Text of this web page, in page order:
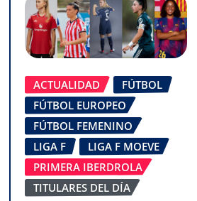
ACTUALIDAD
FÚTBOL
FÚTBOL EUROPEO
FÚTBOL FEMENINO
LIGA F
LIGA F MOEVE
PRIMERA IBERDROLA
TITULARES DEL DÍA